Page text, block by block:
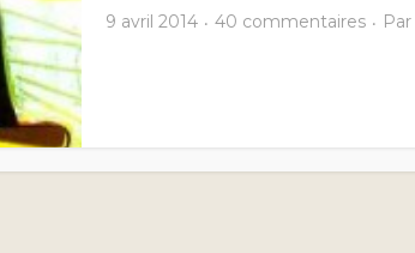
9 avril 2014 40 commentaires Par